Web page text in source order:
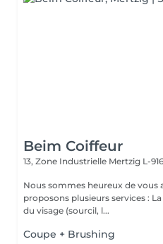
Beim Coiffeur
13, Zone Industrielle Mertzig L-
Nous sommes heureux de vous
proposons plusieurs services : La manucure : au vernis Epilation
du visage (sourcil, l...
Coupe + Brushing